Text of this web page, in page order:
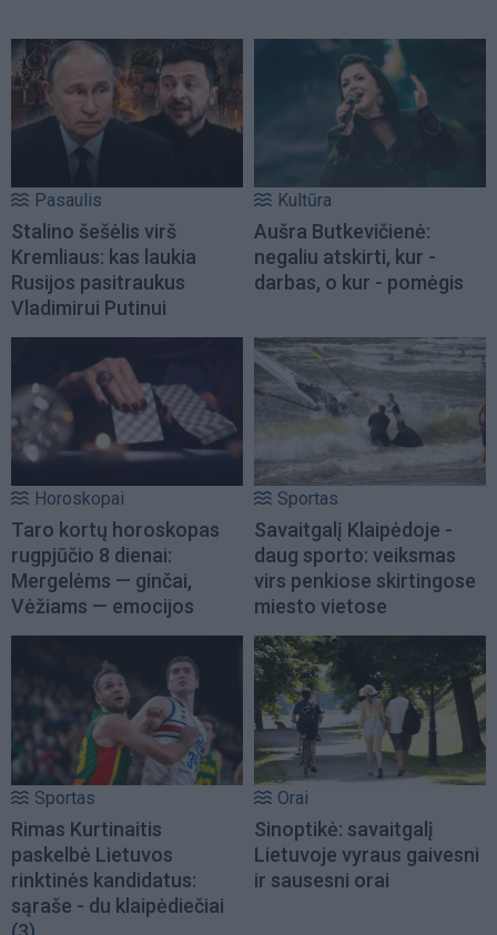
Pasaulis
Stalino šešėlis virš
Kremliaus: kas laukia
Rusijos pasitraukus
Vladimirui Putinui
Kultūra
Aušra Butkevičienė:
negaliu atskirti, kur -
darbas, o kur - pomėgis
Horoskopai
Taro kortų horoskopas
rugpjūčio 8 dienai:
Mergelėms — ginčai,
Vėžiams — emocijos
Sportas
Savaitgalį Klaipėdoje -
daug sporto: veiksmas
virs penkiose skirtingose
miesto vietose
Sportas
Rimas Kurtinaitis
paskelbė Lietuvos
rinktinės kandidatus:
sąraše - du klaipėdiečiai
Orai
Sinoptikė: savaitgalį
Lietuvoje vyraus gaivesni
ir sausesni orai